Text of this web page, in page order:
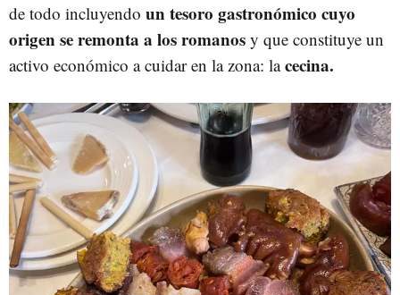
de todo incluyendo un tesoro gastronómico cuyo
origen se remonta a los romanos y que constituye un
activo económico a cuidar en la zona: lacecina.